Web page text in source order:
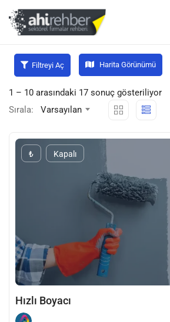
Filtreyi Aç Harita Görünümü
1 – 10 arasındaki 17 sonuç gösteriliyor
Sırala:
Varsayılan
₺ Kapalı
Hızlı Boyacı